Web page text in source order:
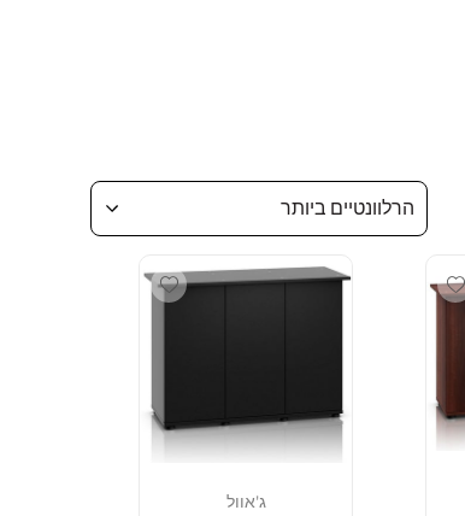
הרלוונטיים ביותר
Add wishlist
Add wishlist
ג'אוול